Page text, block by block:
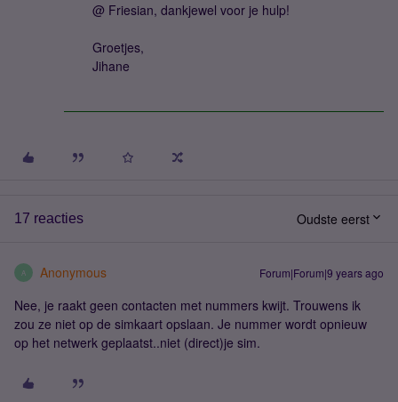
@ Friesian, dankjewel voor je hulp!
Groetjes,
Jihane
17 reacties Oudste eerst
A Anonymous Forum|Forum|9 years ago
Nee, je raakt geen contacten met nummers kwijt. Trouwens ik
zou ze niet op de simkaart opslaan. Je nummer wordt opnieuw
op het netwerk geplaatst..niet (direct)je sim.